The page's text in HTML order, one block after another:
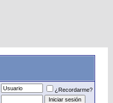
¿Recordarme?